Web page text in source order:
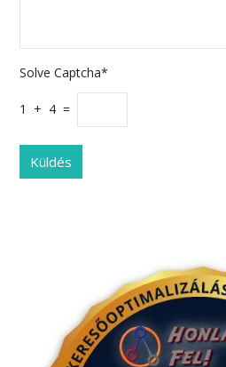
Solve Captcha*
1 + 4 =